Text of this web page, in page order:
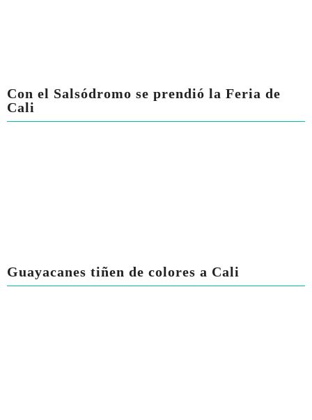
Con el Salsódromo se prendió la Feria de
Cali
Guayacanes tiñen de colores a Cali